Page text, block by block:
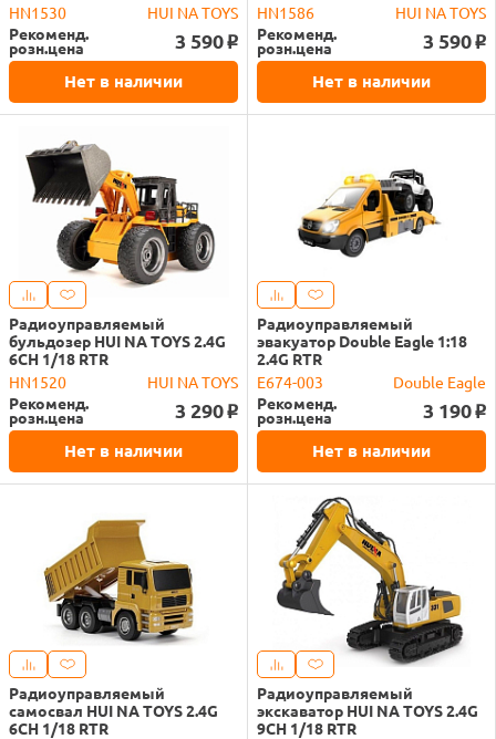
HN1530
HUI NA TOYS
Рекоменд.
розн.цена 3 590 o
Нет в наличии
HN1586
HUI NA TOYS
Рекоменд.
розн.цена 3 590 o
Нет в наличии
Радиоуправляемый
бульдозер HUI NA TOYS 2.4G
6CH 1/18 RTR
HN1520
HUI NA TOYS
Рекоменд.
розн.цена 3 290 o
Нет в наличии
Радиоуправляемый
эвакуатор Double Eagle 1:18
2.4G RTR
E674-003
Double Eagle
Рекоменд.
розн.цена 3 190 o
Нет в наличии
Радиоуправляемый
самосвал HUI NA TOYS 2.4G
6CH 1/18 RTR
Радиоуправляемый
экскаватор HUI NA TOYS 2.4G
9CH 1/18 RTR